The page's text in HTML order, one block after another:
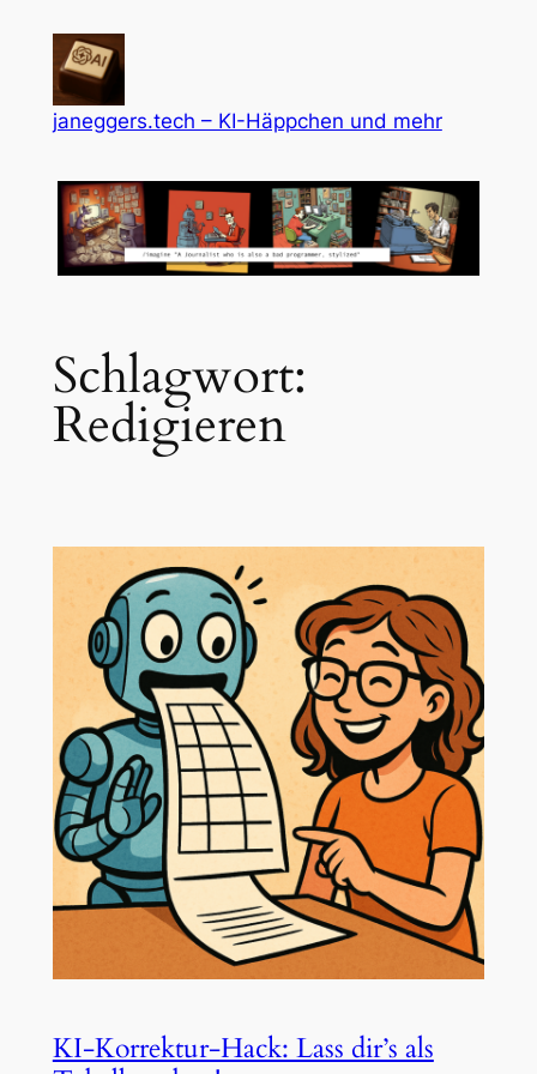
springen
janeggers.tech – KI-Häppchen und mehr
Schlagwort:
Redigieren
KI-Korrektur-Hack: Lass dir’s als